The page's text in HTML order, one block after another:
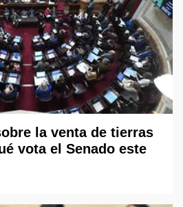
la venta de tierras
vota el Senado este